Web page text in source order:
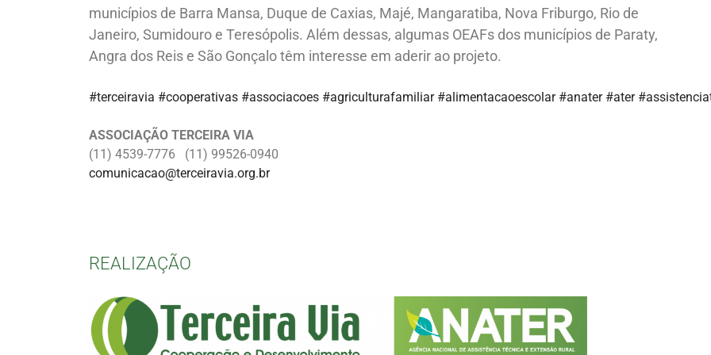
municípios de Barra Mansa, Duque de Caxias, Majé, Mangaratiba, Nova Friburgo, Rio de
Janeiro, Sumidouro e Teresópolis. Além dessas, algumas OEAFs dos municípios de Paraty,
Angra dos Reis e São Gonçalo têm interesse em aderir ao projeto.
#terceiravia #cooperativas #associacoes #agriculturafamiliar #alimentacaoescolar #anater #ater
ASSOCIAÇÃO TERCEIRA VIA
(11) 4539-7776 (11) 99526-0940
comunicacao@terceiravia.org.br
REALIZAÇÃO